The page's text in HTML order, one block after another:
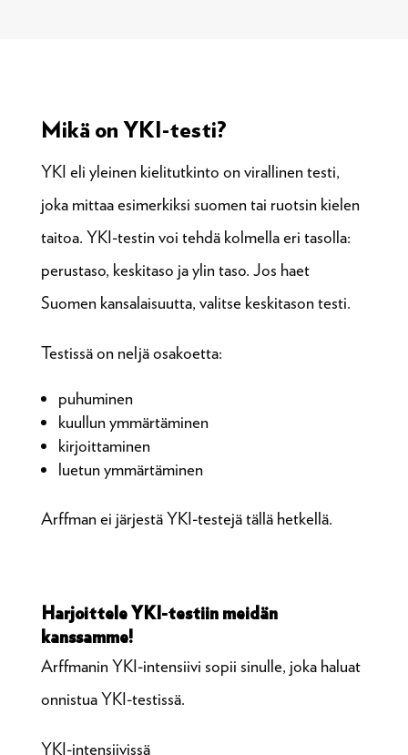
Mikä on YKI-testi?
YKI eli yleinen kielitutkinto on virallinen testi,
joka mittaa esimerkiksi suomen tai ruotsin kielen
taitoa. YKI-testin voi tehdä kolmella eri tasolla:
perustaso, keskitaso ja ylin taso. Jos haet
Suomen kansalaisuutta, valitse keskitason testi.
Testissä on neljä osakoetta:
puhuminen
kuullun ymmärtäminen
kirjoittaminen
luetun ymmärtäminen
Arffman ei järjestä YKI-testejä tällä hetkellä.
Harjoittele YKI-testiin meidän
kanssamme!
Arffmanin YKI-intensiivi sopii sinulle, joka haluat
onnistua YKI-testissä.
YKI-intensiivissä